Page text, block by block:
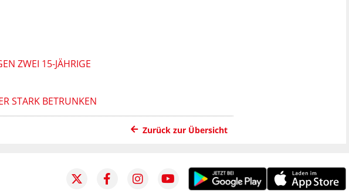
ZWEI 15-JÄHRIGE
STARK BETRUNKEN
Zurück zur Übersicht